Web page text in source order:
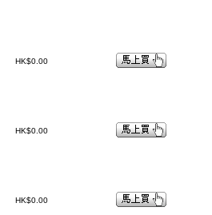
HK$0.00
HK$0.00
HK$0.00